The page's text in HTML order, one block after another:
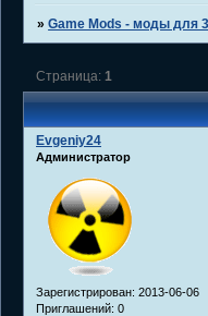
»Game Mods - моды для
Страница: 1
Evgeniy24
Администратор
Зарегистрирован: 2013-06-06
Приглашений: 0